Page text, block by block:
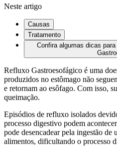
Neste artigo
Causas
Tratamento
Confira algumas dicas
Refluxo Gastroesofágico é uma
produzidos no estômago não
e retornam ao esôfago. Com isso,
queimação.
Episódios de refluxo isolados
processo digestivo podem
pode desencadear pela ingestão de
alimentos, dificultando o processo